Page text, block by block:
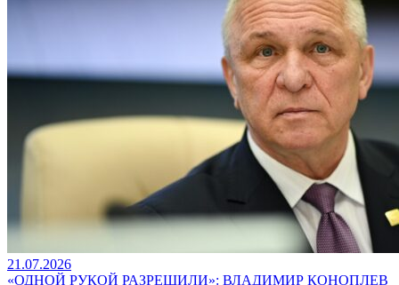
21.07.2026
«ОДНОЙ РУКОЙ РАЗРЕШИЛИ»: ВЛАДИМИР КОНОПЛЕВ